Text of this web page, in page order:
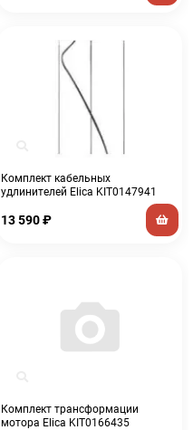
Комплект кабельных
удлинителей Elica KIT0147941
13 590₽
Комплект трансформации
мотора Elica KIT0166435